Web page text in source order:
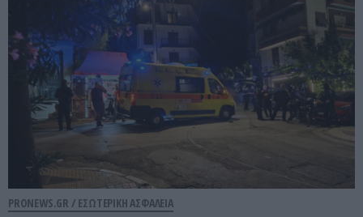
PRONEWS.GR / ΕΣΩΤΕΡΙΚΗ ΑΣΦΑΛΕΙΑ